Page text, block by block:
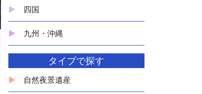
四国
九州・沖縄
タイプで探す
自然夜景遺産